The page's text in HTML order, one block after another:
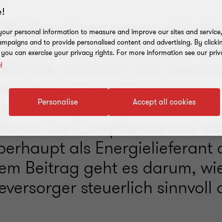
Energieversorger wird eine
Sie stehen
zwischen den
und der
Hinzukommen das
Tax Compliance und die
als Energielieferant
Beitrag geht es darum,
steuerlich sinnvoll
personal information to measure and improve our sites and
and to provide personalised content and advertising. By
can exercise your privacy rights. For more information see our
Accept all cookies
Personalise